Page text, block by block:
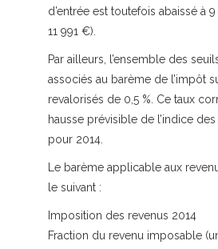
d’entrée est toutefois abaissé à
11 991 €).
Par ailleurs, l’ensemble des
associés au barème de l’impôt
revalorisés de 0,5 %. Ce taux
hausse prévisible de l’indice
pour 2014.
Le barème applicable aux
le suivant :
Imposition des revenus 2014
Fraction du revenu imposable